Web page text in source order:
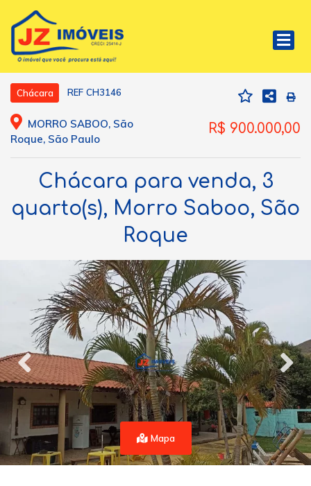
Chácara REF CH3146
MORRO SABOO, São
Roque, São Paulo
R$ 900.000,00
Chácara para venda, 3
quarto(s), Morro Saboo, São
Roque
Mapa